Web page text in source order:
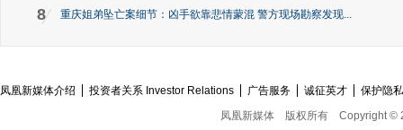
8 重庆姐弟坠亡案细节：凶手欲靠悲情蒙混 警方现场勘察发现...
凤凰新媒体介绍 投资者关系 Investor Relations 广告服务 诚征英才
保护隐
凤凰新媒体
版权所有 Copyright ©